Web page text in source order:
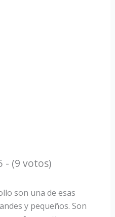
- (9 votos)
son una de esas
y pequeños. Son